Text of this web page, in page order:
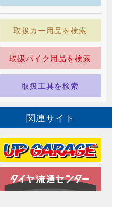
取扱カー用品を検索
取扱バイク用品を検索
取扱工具を検索
関連サイト